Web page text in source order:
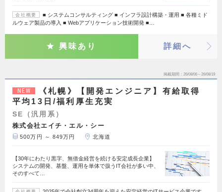
会社概要
■ システムコンサルティング ■ インフラ設計構築・運用 ■ 各種ミド
ルウェア製品の導入 ■ Webアプリケーション技術開発 ■…
興味あり 詳細へ
掲載期間 26/08/06～26/08/19
NEW
《札幌》【開発エンジニア】有給取得
平均13日/福利厚生充実
SE（汎用系）
株式会社エイチ・エル・シー
500万円 ～ 849万円 北海道
【30年にわたり黒字、無借金経営を続ける安定成長企業】
システムの開発、基盤、運用を単体で扱うIT会社が多い中、
そのすべて…